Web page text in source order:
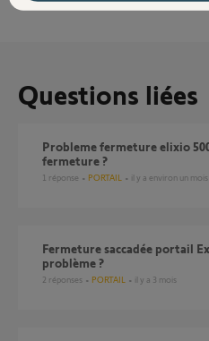
Questions liées
Probleme fermeture elixio 500 3s io , bute et saccade en
fermeture ?
1 réponse PORTAIL il y a environ un mois
Fermeture saccadée portail Exavia, comment régler le
problème ?
2 réponses PORTAIL il y a 3 mois